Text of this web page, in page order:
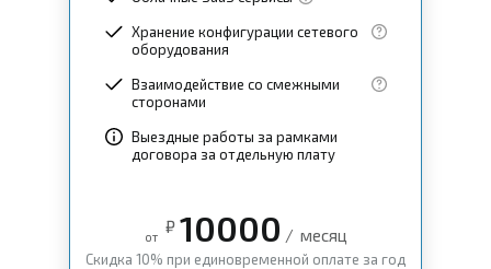
Хранение конфигурации сетевого
оборудования
Взаимодействие со смежными
сторонами
Выездные работы за рамками
договора за отдельную плату
от
₽ 10000 / месяц
Скидка 10% при единовременной оплате за год